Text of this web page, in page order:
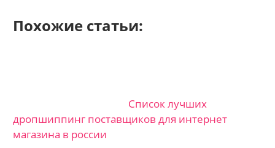
Похожие статьи:
Список лучших
дропшиппинг поставщиков для интернет
магазина в россии